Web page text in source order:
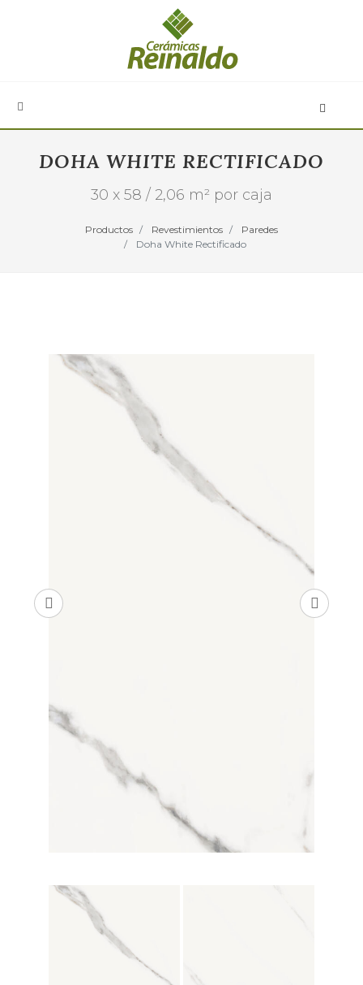
DOHA WHITE RECTIFICADO
30 x 58 / 2,06 m² por caja
Productos Revestimientos
Paredes
Doha White Rectificado